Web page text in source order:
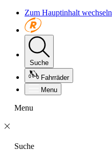
Zum Hauptinhalt wechseln
Suche
Fahrräder
Menu
Menu
Suche